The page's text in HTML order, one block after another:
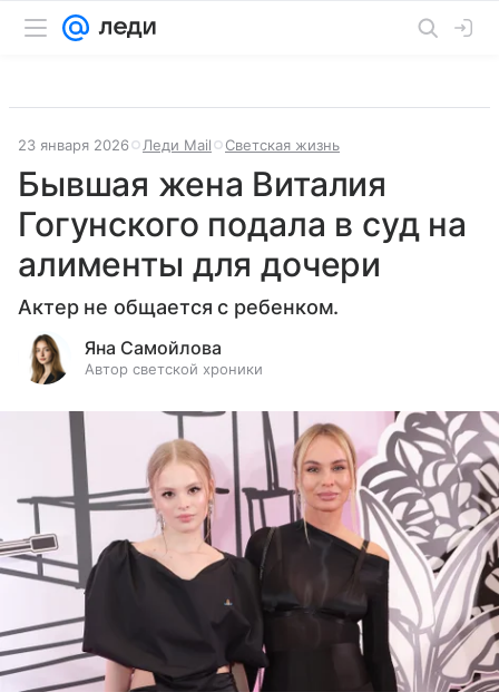
23 января 2026 Леди Mail Светская жизнь
Бывшая жена Виталия
Гогунского подала в суд на
алименты для дочери
Актер не общается с ребенком.
Яна Самойлова
Автор светской хроники